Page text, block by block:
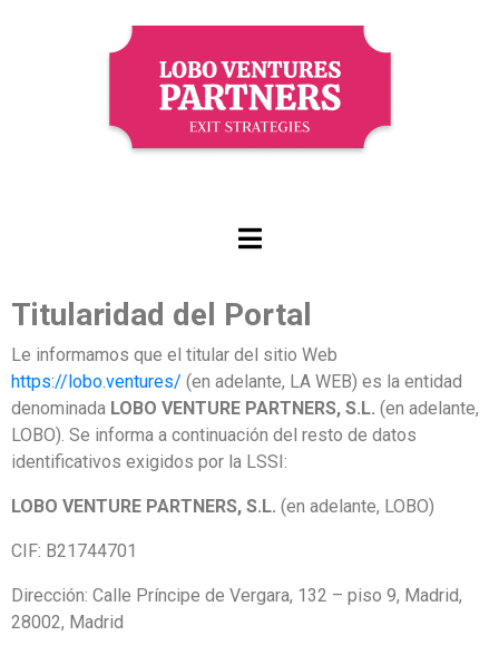
Titularidad del Portal
Le informamos que el titular del sitio Web
https://lobo.ventures/ (en adelante, LA WEB) es la entidad
denominada LOBO VENTURE PARTNERS, S.L. (en adelante,
LOBO). Se informa a continuación del resto de datos
identificativos exigidos por la LSSI:
LOBO VENTURE PARTNERS, S.L. (en adelante, LOBO)
CIF: B21744701
Dirección: Calle Príncipe de Vergara, 132 – piso 9, Madrid,
28002, Madrid